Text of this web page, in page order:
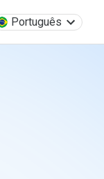
Português